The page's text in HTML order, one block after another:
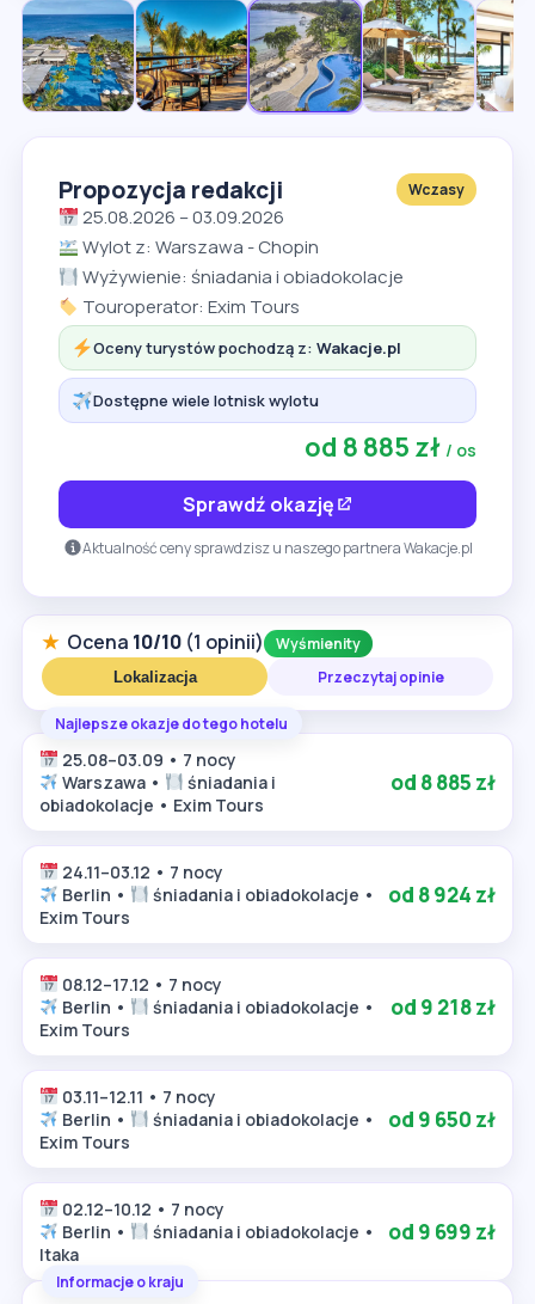
Propozycja redakcji Wczasy
25.08.2026 – 03.09.2026
Wylot z: Warszawa - Chopin
Wyżywienie: śniadania i obiadokolacje
Touroperator: Exim Tours
Oceny turystów pochodzą z:Wakacje.pl
Dostępne wiele lotnisk wylotu
od 8 885 zł / os
Sprawdź okazję
Aktualność ceny sprawdzisz u naszego partnera Wakacje.pl
★ Ocena 10/10 (1 opinii) Wyśmienity
Lokalizacja Przeczytaj opinie
Najlepsze okazje do tego hotelu
25.08–03.09 • 7 nocy
Warszawa •
śniadania i
obiadokolacje • Exim Tours
od 8 885 zł
24.11–03.12 • 7 nocy
Berlin •
śniadania i obiadokolacje •
Exim Tours
od 8 924 zł
08.12–17.12 • 7 nocy
Berlin •
śniadania i obiadokolacje •
Exim Tours
od 9 218 zł
03.11–12.11 • 7 nocy
Berlin •
śniadania i obiadokolacje •
Exim Tours
od 9 650 zł
02.12–10.12 • 7 nocy
Berlin •
śniadania i obiadokolacje •
Itaka
od 9 699 zł
Informacje o kraju